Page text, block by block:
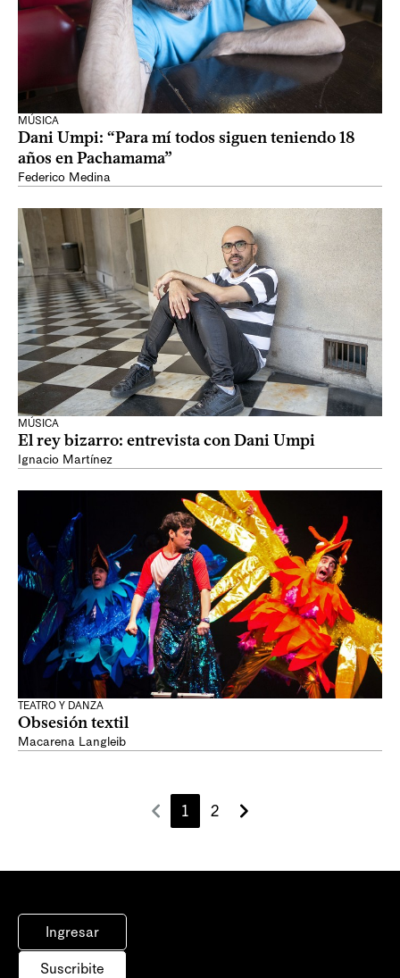
MÚSICA
Dani Umpi: “Para mí todos siguen teniendo 18
años en Pachamama”
Federico Medina
MÚSICA
El rey bizarro: entrevista con Dani Umpi
Ignacio Martínez
TEATRO Y DANZA
Obsesión textil
Macarena Langleib
1 2
Ingresar
Suscribite